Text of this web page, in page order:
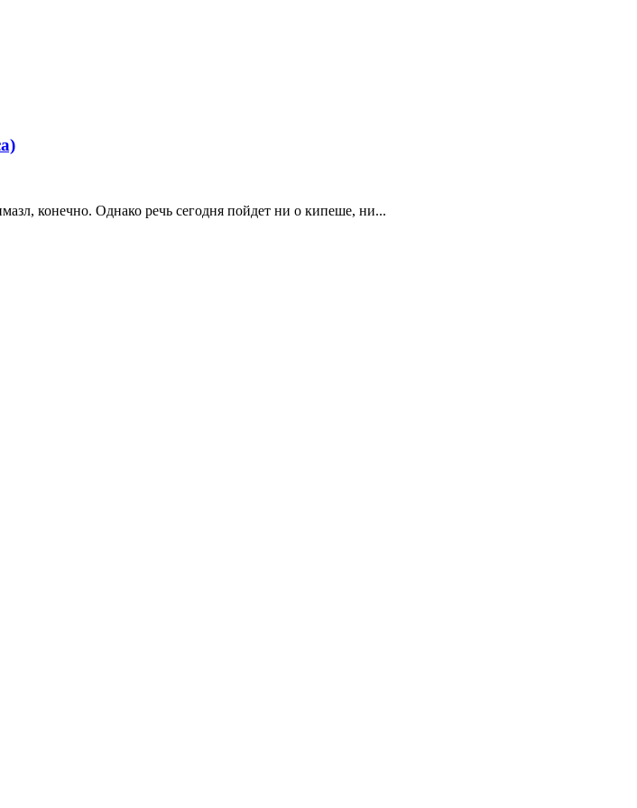
конечно. Однако речь сегодня пойдет ни о кипеше, ни...